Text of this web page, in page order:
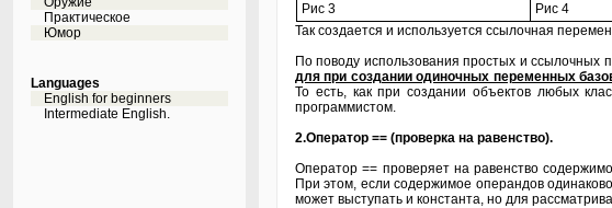
Практическое
Юмор
Languages
English for beginners
Intermediate English.
Рис 3
Рис 4
Так создается и используется ссылочная
По поводу использования простых и ссылочных
для при создании одиночных переменных
То есть, как при создании объектов любых
программистом.
2.Оператор == (проверка на равенство).
Оператор == проверяет на равенство
При этом, если содержимое операндов
может выступать и константа, но для